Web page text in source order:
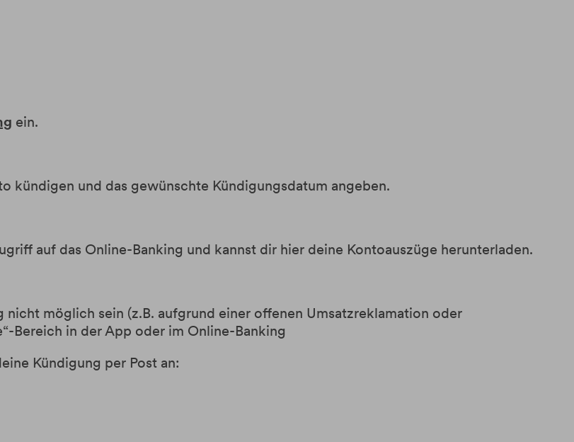
ein.
kündigen und das gewünschte Kündigungsdatum angeben.
auf das Online-Banking und kannst dir hier deine Kontoauszüge herunterladen.
möglich sein (z.B. aufgrund einer offenen Umsatzreklamation oder
Bereich in der App oder im Online-Banking
Kündigung per Post an: